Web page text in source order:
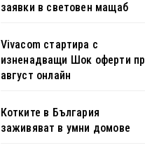
заявки в световен мащаб
Vivacom стартира с
изненадващи Шок оферти
август онлайн
Котките в България
заживяват в умни домове